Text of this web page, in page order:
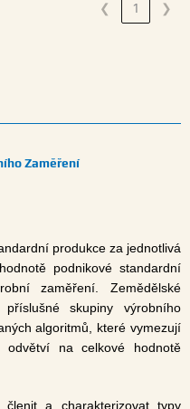
❮ 1 ❯
Zaměření
produkce za jednotlivá
podnikové standardní
zaměření. Zemědělské
skupiny výrobního
algoritmů, které vymezují
odvětví na celkové hodnotě
členit a charakterizovat typy